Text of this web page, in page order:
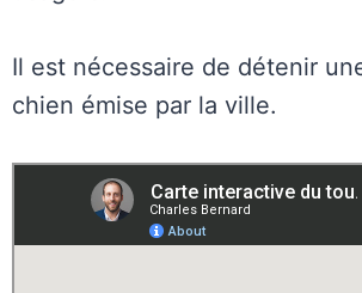
Il est nécessaire de détenir
chien émise par la ville.